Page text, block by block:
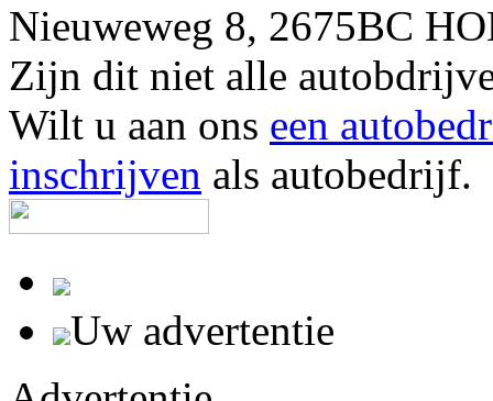
Nieuweweg 8, 2675BC
Zijn dit niet alle
Wilt u aan ons een
inschrijven als autobedrijf.
Uw advertentie